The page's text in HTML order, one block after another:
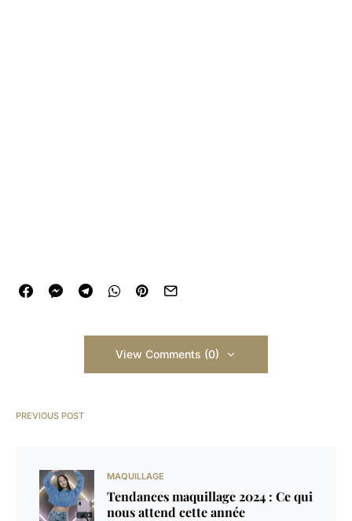
View Comments (0)
PREVIOUS POST
MAQUILLAGE
Tendances maquillage 2024 : Ce qui
nous attend cette année